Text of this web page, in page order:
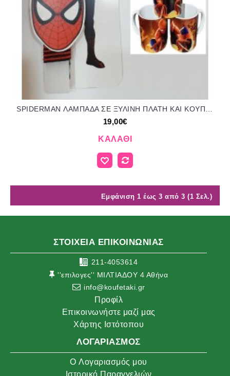
19,00€
ΚΑΛΆΘΙ
Εμφάνιση 1 έως 3 από 3 (1 Σελ.)
ΣΤΟΙΧΕΙΑ ΕΠΙΚΟΙΝΩΝΙΑΣ
211-4053614
''επιλογες'' ΜΙΛΤΙΑΔΟΥ 4 Αθήνα
info@koufetaki.gr
Προφίλ
Επικοινωνήστε μαζί μας
Χάρτης Ιστότοπου
ΛΟΓΑΡΙΑΣΜΌΣ
O Λογαριασμός μου